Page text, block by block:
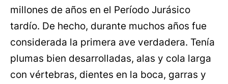
millones de años en el Período Jurásico
tardío. De hecho, durante muchos años fue
considerada la primera ave verdadera. Tenía
plumas bien desarrolladas, alas y cola larga
con vértebras, dientes en la boca, garras y